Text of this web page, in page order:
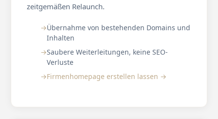
zeitgemäßen Relaunch.
Übernahme von bestehenden Domains und
Inhalten
Saubere Weiterleitungen, keine SEO-
Verluste
Firmenhomepage erstellen lassen →